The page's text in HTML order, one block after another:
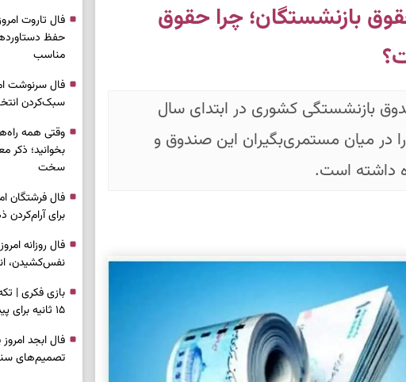
۹۰% حقوق بازنشستگان؛ چرا حقوق
بازنشستگی کشوری در ابتدای سال
در میان مستمری‌بگیران این صندوق و
داشته است.
حفظ
مناسب
سبک‌کردن
وقتی همه
بخوانید؛ ذکر
سخت
برای
نفس‌کشیدن،
بازی فکری |
۱۵ ثانیه برای پیداکردنش وقت دارید
تصمیم‌های